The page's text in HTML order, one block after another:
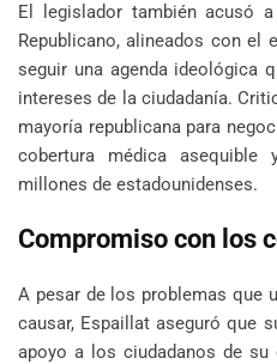
El legislador también acusó
Republicano, alineados con el
seguir una agenda ideológica
intereses de la ciudadanía.
mayoría republicana para
cobertura médica
millones de estadounidenses.
Compromiso con los
A pesar de los problemas que
causar, Espaillat aseguró que
apoyo a los ciudadanos de